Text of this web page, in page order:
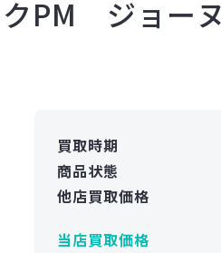
PM ジョー
買取時期
商品状態
他店買取価格
当店買取価格